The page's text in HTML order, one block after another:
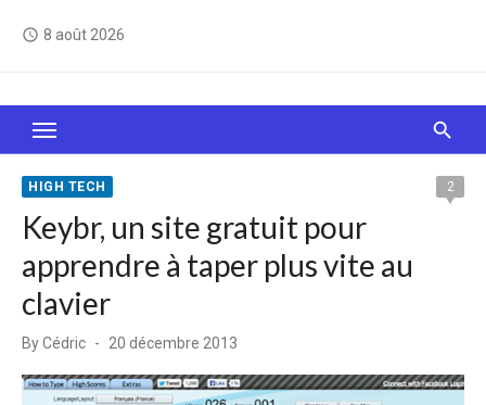
access_time 8 août 2026
Le Web, c'est comme une boîte de chocolats… On
sait jamais sur quoi on va tomber !
HIGH TECH 2
Keybr, un site gratuit pour
apprendre à taper plus vite au
clavier
ByCédric
Posted
20 décembre 2013